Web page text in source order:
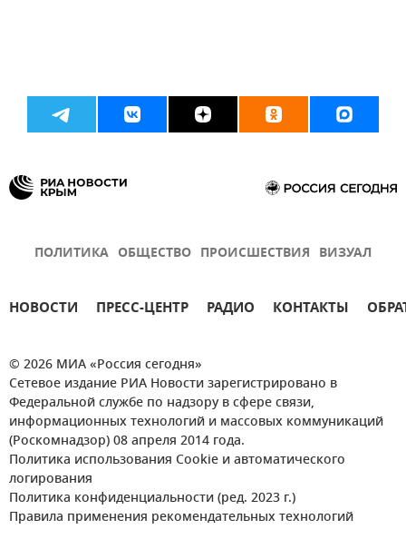
ПОЛИТИКА ОБЩЕСТВО ПРОИСШЕСТВИЯ ВИЗУАЛ
НОВОСТИ ПРЕСС-ЦЕНТР РАДИО КОНТАКТЫ
© 2026 МИА «Россия сегодня»
Сетевое издание РИА Новости зарегистрировано в
Федеральной службе по надзору в сфере связи,
информационных технологий и массовых коммуникаций
(Роскомнадзор) 08 апреля 2014 года.
Политика использования Cookie и автоматического
логирования
Политика конфиденциальности (ред. 2023 г.)
Правила применения рекомендательных технологий